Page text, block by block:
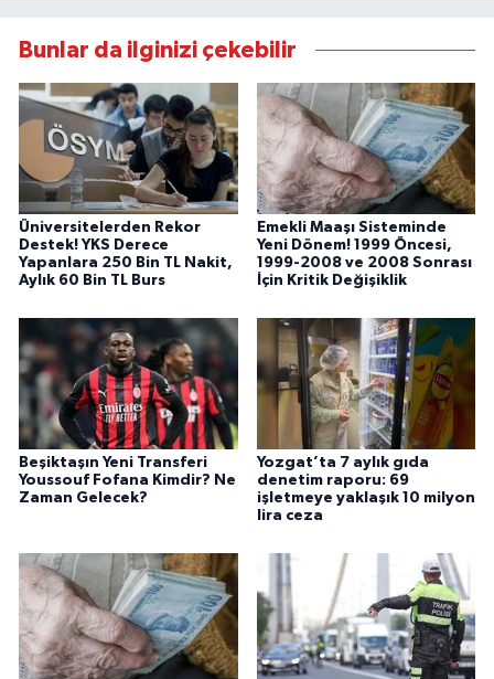
Bunlar da ilginizi çekebilir
Üniversitelerden Rekor
Destek! YKS Derece
Yapanlara 250 Bin TL Nakit,
Aylık 60 Bin TL Burs
Emekli Maaşı Sisteminde
Yeni Dönem! 1999 Öncesi,
1999-2008 ve 2008 Sonrası
İçin Kritik Değişiklik
Beşiktaşın Yeni Transferi
Youssouf Fofana Kimdir? Ne
Zaman Gelecek?
Yozgat’ta 7 aylık gıda
denetim raporu: 69
işletmeye yaklaşık 10 milyon
lira ceza